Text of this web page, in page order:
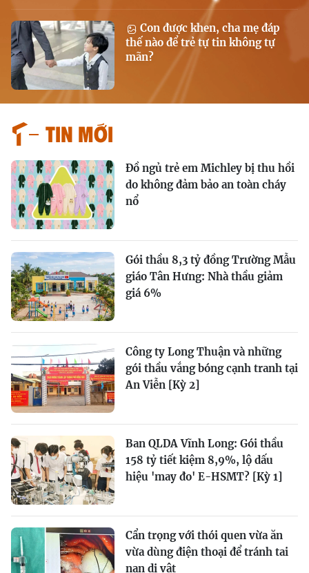
Con được khen, cha mẹ đáp
thế nào để trẻ tự tin không tự
mãn?
Tin mới
Đồ ngủ trẻ em Michley bị thu hồi
do không đảm bảo an toàn cháy
nổ
Gói thầu 8,3 tỷ đồng Trường Mẫu
giáo Tân Hưng: Nhà thầu giảm
giá 6%
Công ty Long Thuận và những
gói thầu vắng bóng cạnh tranh tại
An Viễn [Kỳ 2]
Ban QLDA Vĩnh Long: Gói thầu
158 tỷ tiết kiệm 8,9%, lộ dấu
hiệu 'may đo' E-HSMT? [Kỳ 1]
Cẩn trọng với thói quen vừa ăn
vừa dùng điện thoại để tránh tai
nạn dị vật